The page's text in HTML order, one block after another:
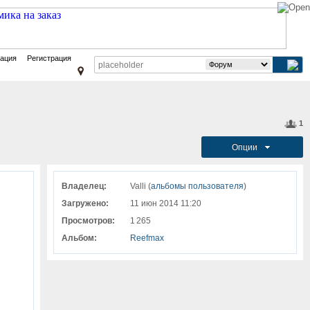
Регистрация
1
Опции
Владелец: Valli (альбомы пользователя)
Загружено:
11 июн 2014 11:20
Просмотров:
1 265
Альбом:
Reefmax